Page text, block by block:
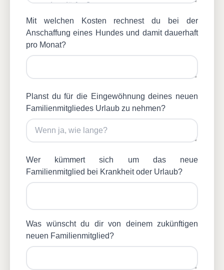
Mit welchen Kosten rechnest du bei der
Anschaffung eines Hundes und damit dauerhaft
pro Monat?
Planst du für die Eingewöhnung deines neuen
Familienmitgliedes Urlaub zu nehmen?
Wer kümmert sich um das neue
Familienmitglied bei Krankheit oder Urlaub?
Was wünscht du dir von deinem zukünftigen
neuen Familienmitglied?